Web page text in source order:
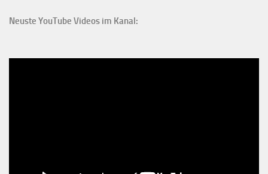
Neuste YouTube Videos im Kanal: